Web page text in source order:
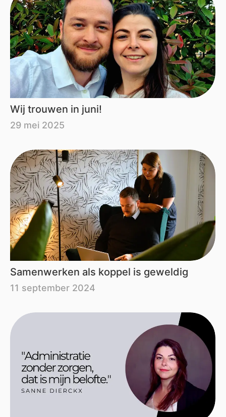
Wij trouwen in juni!
29 mei 2025
Samenwerken als koppel is geweldig
11 september 2024